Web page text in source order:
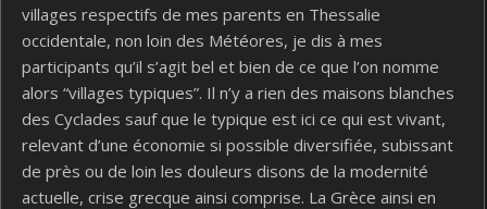
villages respectifs de mes parents en Thessalie
occidentale, non loin des Météores, je dis à mes
participants qu’il s’agit bel et bien de ce que l’on nomme
alors “villages typiques”. Il n’y a rien des maisons blanches
des Cyclades sauf que le typique est ici ce qui est vivant,
relevant d’une économie si possible diversifiée, subissant
de près ou de loin les douleurs disons de la modernité
actuelle, crise grecque ainsi comprise. La Grèce ainsi en